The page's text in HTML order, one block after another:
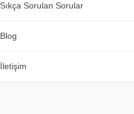
Sıkça Sorulan Sorular
Blog
İletişim